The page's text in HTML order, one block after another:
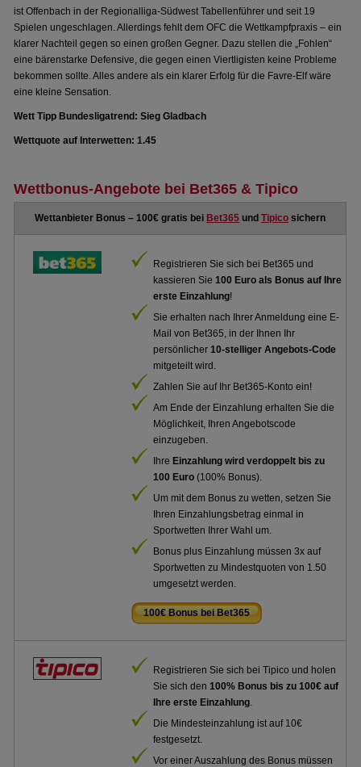
ist Offenbach in der Regionalliga-Südwest Tabellenführer und seit 19
Spielen ungeschlagen. Allerdings fehlt dem OFC die Wettkampfpraxis – ein
klarer Nachteil gegen so einen großen Gegner. Dazu stellen die „Fohlen“
eine bärenstarke Defensive, die gegen einen Viertligisten keine Probleme
bekommen sollte. Alles andere als ein klarer Erfolg für die Favre-Elf wäre
eine kleine Sensation.
Wett Tipp Bundesligatrend: Sieg Gladbach
Wettquote auf Interwetten: 1.45
Wettbonus-Angebote bei Bet365 & Tipico
Wettanbieter Bonus – 100€ gratis bei Bet365 undTipico sichern
Registrieren Sie sich bei Bet365 und
kassieren Sie100 Euro als Bonus auf Ihre
erste Einzahlung!
Sie erhalten nach Ihrer Anmeldung eine E-
Mail von Bet365, in der Ihnen Ihr
persönlicher10-stelliger Angebots-Code
mitgeteilt wird.
Zahlen Sie auf Ihr Bet365-Konto ein!
Am Ende der Einzahlung erhalten Sie die
Möglichkeit, Ihren Angebotscode
einzugeben.
Ihre Einzahlung wird verdoppelt bis zu
100 Euro (100% Bonus).
Um mit dem Bonus zu wetten, setzen Sie
Ihren Einzahlungsbetrag einmal in
Sportwetten Ihrer Wahl um.
Bonus plus Einzahlung müssen 3x auf
Sportwetten zu Mindestquoten von 1.50
umgesetzt werden.
100€ Bonus bei Bet365
Registrieren Sie sich bei Tipico und holen
Sie sich den100% Bonus bis zu 100€ auf
Ihre erste Einzahlung.
Die Mindesteinzahlung ist auf 10€
festgesetzt.
Vor einer Auszahlung des Bonus müssen